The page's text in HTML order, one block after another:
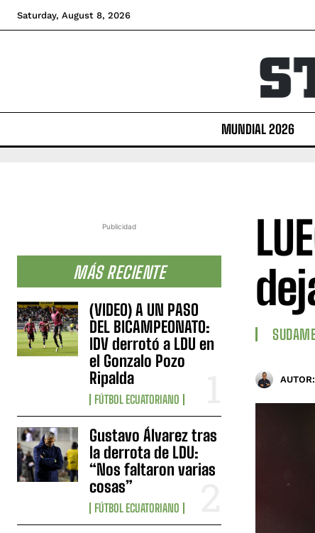
Saturday, August 8, 2026
MUNDIAL 2026
Publicidad
MÁS RECIENTE
(VIDEO) A UN PASO
DEL BICAMPEONATO:
IDV derrotó a LDU en
el Gonzalo Pozo
Ripalda
FÚTBOL ECUATORIANO
Gustavo Álvarez tras
la derrota de LDU:
“Nos faltaron varias
cosas”
FÚTBOL ECUATORIANO
AUTOR: